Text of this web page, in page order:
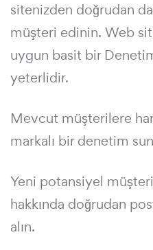
sitenizden doğrudan
müşteri edinin. Web
uygun basit bir
yeterlidir.
Mevcut müşterilere
markalı bir denetim
Yeni potansiyel
hakkında doğrudan
alın.